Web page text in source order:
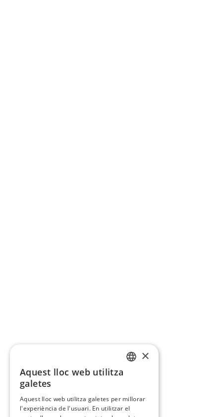
×
Aquest lloc web utilitza
galetes
Aquest lloc web utilitza galetes per millorar
l'experiència de l'usuari. En utilitzar el